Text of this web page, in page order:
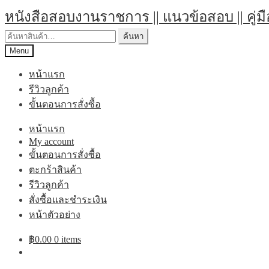
Skip
to
navigation
Skip
to
content
หนังสือสอบงานราชการ || แนวข้อสอบ || คู่
ค้นหา:
ค้นหา
Menu
หน้าแรก
รีวิวลูกค้า
ขั้นตอนการสั่งซื้อ
หน้าแรก
My account
ขั้นตอนการสั่งซื้อ
ตะกร้าสินค้า
รีวิวลูกค้า
สั่งซื้อและชำระเงิน
หน้าตัวอย่าง
฿0.00 0 items